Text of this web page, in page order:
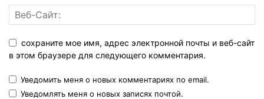
сохраните мое имя, адрес электронной почты и веб-сайт
в этом браузере для следующего комментария.
Уведомить меня о новых комментариях по email.
Уведомлять меня о новых записях почтой.